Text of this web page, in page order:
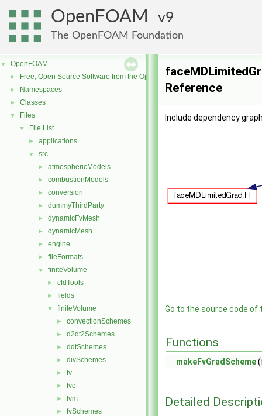
OpenFOAM 9
The OpenFOAM Foundation
▼ OpenFOAM
► Free, Open Source Software from the OpenFOAM Foundation
► Namespaces
► Classes
▼ Files
▼ File List
► applications
▼ src
► atmosphericModels
► combustionModels
► conversion
► dummyThirdParty
► dynamicFvMesh
► dynamicMesh
► engine
► fileFormats
▼ finiteVolume
► cfdTools
► fields
▼ finiteVolume
► convectionSchemes
► d2dt2Schemes
► ddtSchemes
► divSchemes
► fv
► fvc
► fvm
► fvSchemes
Reference
Include dependency
Go to the source code of
Functions
makeFvGradScheme
Detailed